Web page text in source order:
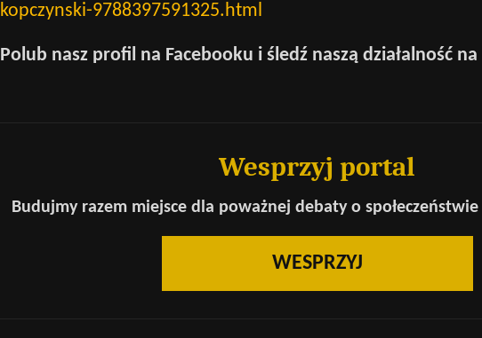
kopczynski-9788397591325.html
Polub nasz profil na Facebooku i śledź naszą działalność
Wesprzyj portal
Budujmy razem miejsce dla poważnej debaty o
WESPRZYJ